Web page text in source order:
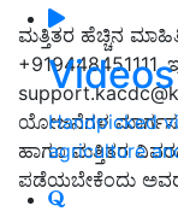
Videos
Handpicked
agriculture
ಮತ್ತಿತರ ಹೆಚ್ಚಿನ
ಯೋಜನೆಗಳ
ಹಾಗೂ ಮತ್ತಿತರ
ಪಡೆಯಬೇಕೆಂದು